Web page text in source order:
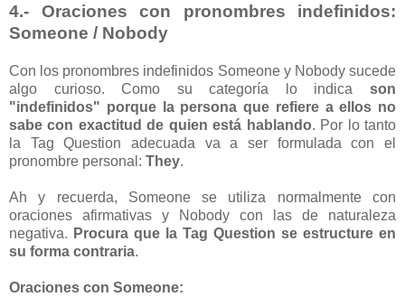
4.- Oraciones con pronombres indefinidos:
Someone / Nobody
Con los pronombres indefinidos Someone y Nobody sucede
algo curioso. Como su categoría lo indica son
"indefinidos" porque la persona que refiere a ellos no
sabe con exactitud de quien está hablando. Por lo tanto
la Tag Question adecuada va a ser formulada con el
pronombre personal: They.
Ah y recuerda, Someone se utiliza normalmente con
oraciones afirmativas y Nobody con las de naturaleza
negativa. Procura que la Tag Question se estructure en
su forma contraria.
Oraciones con Someone: